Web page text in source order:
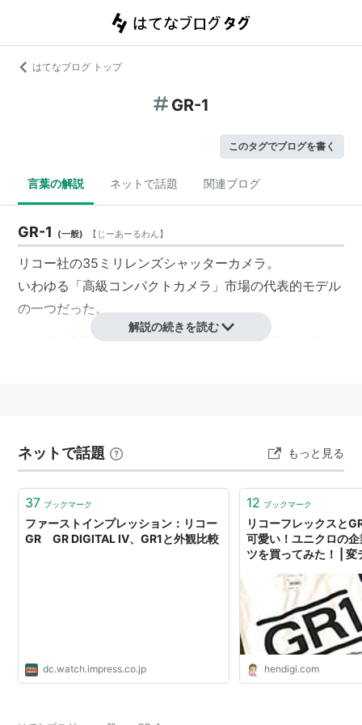
はてなブログ トップ
GR-1
このタグでブログを書く
言葉の解説 ネットで話題 関連ブログ
GR-1 (一般) 【 じーあーるわん】
リコー社の35ミリレンズシャッターカメラ。
いわゆる「高級 コンパクトカメラ 」市場の代表的モデル
の一つだった。
その後「GR1s」「GR1v」と発展した後、絶版となる。
解説の続きを読む
ネットで話題 もっと見る
37 ブックマーク
ファーストインプレッション：リコー
GR GR DIGITAL IV、GR1と外観比較
dc.watch.impress.co.jp
12 ブックマーク
リコーフレックスと
可愛い！ユニクロの
ツを買ってみた！ | 変
hendigi.com